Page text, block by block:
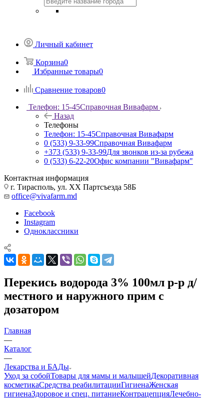
Личный кабинет
Корзина0
Избранные товары0
Сравнение товаров0
Телефон: 15-45Справочная Вивафарм
Назад
Телефоны
Телефон: 15-45Справочная Вивафарм
0 (533) 9-33-99Справочная Вивафарм
+373 (533) 9-33-99Для звонков из-за рубежа
0 (533) 6-22-20Офис компании "Вивафарм"
Контактная информация
г. Тирасполь, ул. ХХ Партсъезда 58Б
office@vivafarm.md
Facebook
Instagram
Одноклассники
Перекись водорода 3% 100мл р-р д/
местного и наружного прим с
дозатором
Главная
—
Каталог
—
Лекарства и БАДы
Уход за собойТовары для мамы и малышейДекоративная
косметикаСредства реабилитацииГигиенаЖенская
гигиенаЗдоровое и спец. питаниеКонтрацепцияЛечебно-